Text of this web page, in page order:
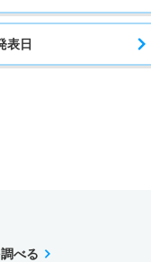
表日
べる